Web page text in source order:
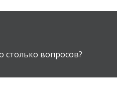
столько вопросов?